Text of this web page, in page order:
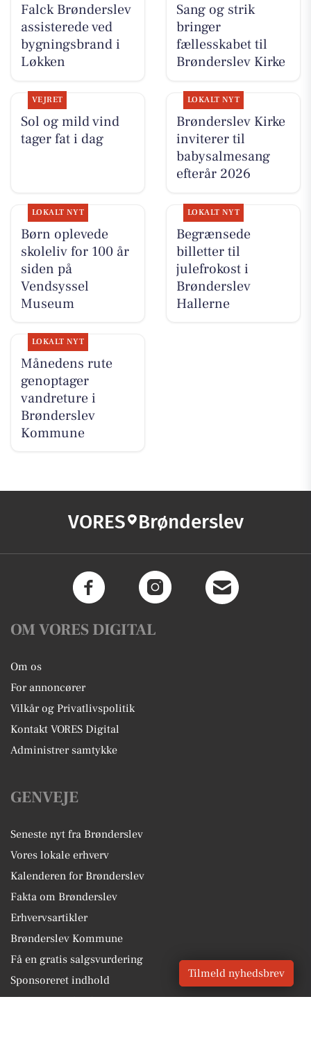
Falck Brønderslev
assisterede ved
bygningsbrand i
Løkken
Sang og strik
bringer
fællesskabet til
Brønderslev Kirke
VEJRET
Sol og mild vind
tager fat i dag
LOKALT NYT
Brønderslev Kirke
inviterer til
babysalmesang
efterår 2026
LOKALT NYT
Børn oplevede
skoleliv for 100 år
siden på
Vendsyssel
Museum
LOKALT NYT
Begrænsede
billetter til
julefrokost i
Brønderslev
Hallerne
LOKALT NYT
Månedens rute
genoptager
vandreture i
Brønderslev
Kommune
VORES Brønderslev
OM VORES DIGITAL
Om os
For annoncører
Vilkår og Privatlivspolitik
Kontakt VORES Digital
Administrer samtykke
GENVEJE
Seneste nyt fra Brønderslev
Vores lokale erhverv
Kalenderen for Brønderslev
Fakta om Brønderslev
Erhvervsartikler
Brønderslev Kommune
Få en gratis salgsvurdering
Sponsoreret indhold
Alt om Brønderslev
Tilmeld nyhedsbrev